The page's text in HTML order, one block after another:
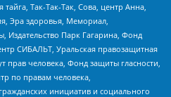
Так-Так-Так, Сова, центр Анна,
Эра здоровья, Мемориал,
Издательство Парк Гагарина, Фонд
СИБАЛЬТ, Уральская правозащитная
прав человека, Фонд защиты гласности,
по правам человека,
инициатив и социального